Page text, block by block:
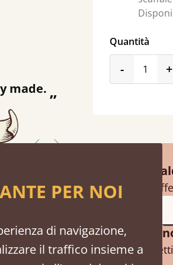
Quantità
- +
Very helpful
PER NOI
di navigazione,
il traffico insieme a